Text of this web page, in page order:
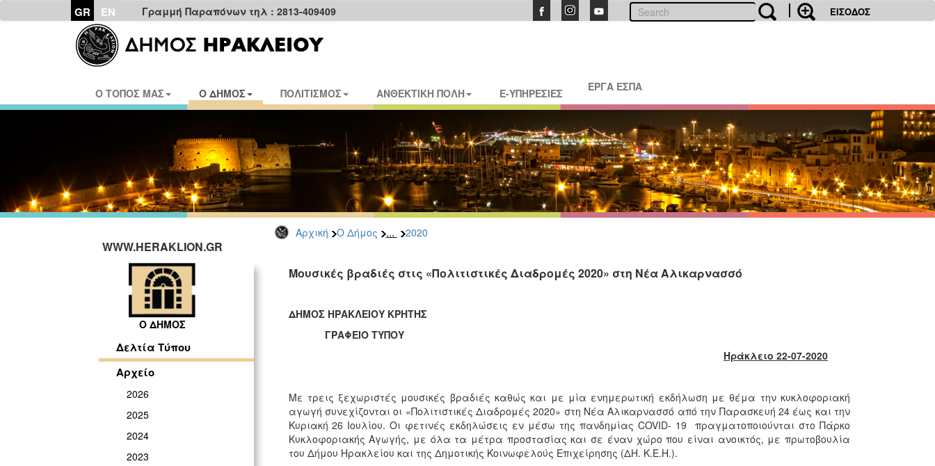
GR EN Γραμμή Παραπόνων τηλ : 2813-409409 ΕΙΣΟΔΟΣ
Ο ΤΟΠΟΣ ΜΑΣ Ο ΔΗΜΟΣ ΠΟΛΙΤΙΣΜΟΣ ΑΝΘΕΚΤΙΚΗ ΠΟΛΗ E-ΥΠΗΡΕΣΙΕΣ ΕΡΓΑ ΕΣΠΑ
Αρχική Ο Δήμος ... 2020
WWW.HERAKLION.GR
Ο ΔΗΜΟΣ
Δελτία Τύπου
Αρχείο
2026
2025
2024
2023
Μουσικές βραδιές στις «Πολιτιστικές Διαδρομές 2020» στη Νέα Αλικαρνασσό
ΔΗΜΟΣ ΗΡΑΚΛΕΙΟΥ ΚΡΗΤΗΣ
ΓΡΑΦΕΙΟ ΤΥΠΟΥ
Ηράκλειο 22-07-2020
Με τρεις ξεχωριστές μουσικές βραδιές καθώς και με μία ενημερωτική εκδήλωση με θέμα την κυκλοφοριακή
αγωγή συνεχίζονται οι «Πολιτιστικές Διαδρομές 2020» στη Νέα Αλικαρνασσό από την Παρασκευή 24 έως και την
Κυριακή 26 Ιουλίου. Οι φετινές εκδηλώσεις εν μέσω της πανδημίας COVID- 19 πραγματοποιούνται στο Πάρκο
Κυκλοφοριακής Αγωγής, με όλα τα μέτρα προστασίας και σε έναν χώρο που είναι ανοικτός, με πρωτοβουλία
του Δήμου Ηρακλείου και της Δημοτικής Κοινωφελούς Επιχείρησης (ΔΗ. Κ.Ε.Η.).